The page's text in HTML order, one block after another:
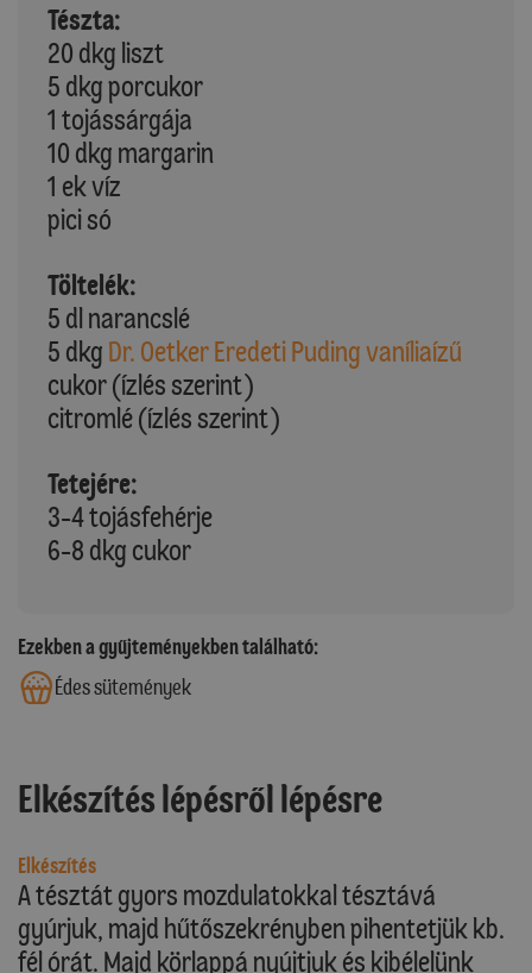
Tészta:
20 dkg liszt
5 dkg porcukor
1 tojássárgája
10 dkg margarin
1 ek víz
pici só
Töltelék:
5 dl narancslé
5 dkg Dr. Oetker Eredeti Puding vaníliaízű
cukor (ízlés szerint)
citromlé (ízlés szerint)
Tetejére:
3-4 tojásfehérje
6-8 dkg cukor
Ezekben a gyűjteményekben található:
Édes sütemények
Elkészítés lépésről lépésre
Elkészítés
A tésztát gyors mozdulatokkal tésztává
gyúrjuk, majd hűtőszekrényben pihentetjük kb.
fél órát. Majd körlappá nyújtjuk és kibélelünk